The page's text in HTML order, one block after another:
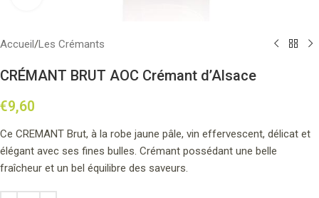
Accueil/Les Crémants
CRÉMANT BRUT AOC Crémant d’Alsace
€9,60
Ce CREMANT Brut, à la robe jaune pâle, vin effervescent, délicat et
élégant avec ses fines bulles. Crémant possédant une belle
fraîcheur et un bel équilibre des saveurs.